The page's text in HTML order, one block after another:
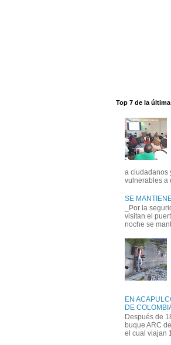
Top 7 de la
a ciudadanos
vulnerables a
SE
_Por la
visitan el
noche se
EN
DE
Después de
buque ARC
el cual viajan